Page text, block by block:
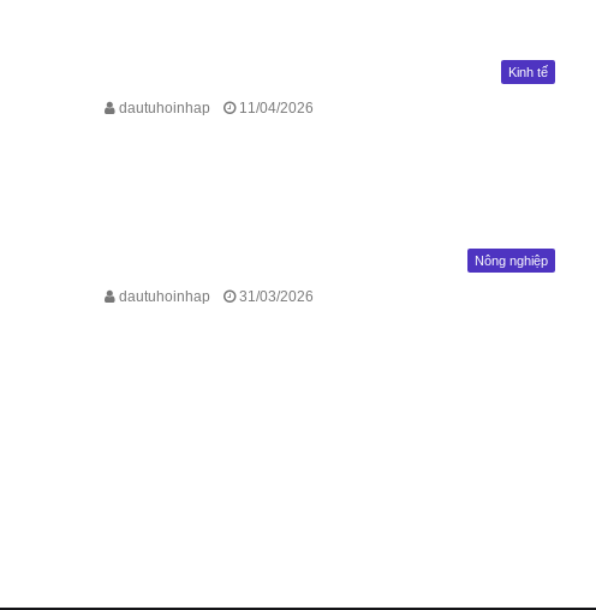
Kinh tế
dautuhoinhap 11/04/2026
Nông nghiệp
dautuhoinhap 31/03/2026